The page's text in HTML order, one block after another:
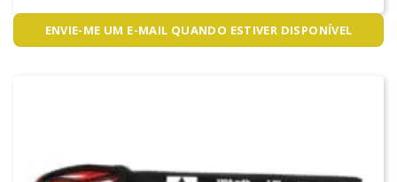
ENVIE-ME UM E-MAIL QUANDO ESTIVER DISPONÍVEL